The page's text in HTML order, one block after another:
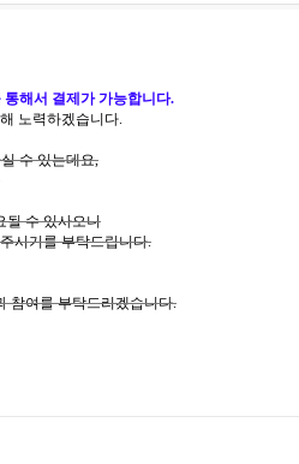
통해서 결제가 가능합니다.
노력하겠습니다.
수 있는데요,
될 수 있사오니
시기를 부탁드립니다.
참여를 부탁드리겠습니다.